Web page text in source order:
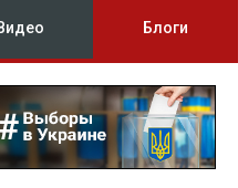
Блоги